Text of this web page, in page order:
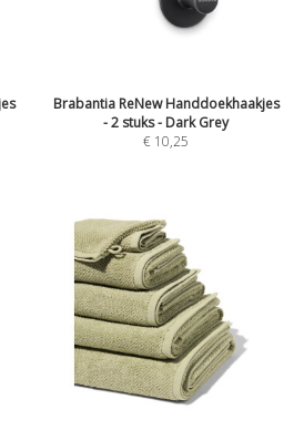
Brabantia ReNew Handdoekhaakjes
- 2 stuks - Dark Grey
€ 10,25